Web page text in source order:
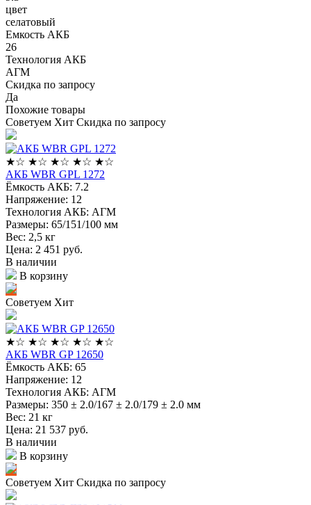
цвет
селатовый
Емкость АКБ
26
Технология АКБ
АГМ
Скидка по запросу
Да
Похожие товары
Советуем Хит Скидка по запросу
★☆ ★☆ ★☆ ★☆ ★☆
АКБ WBR GPL 1272
Ёмкость АКБ: 7.2
Напряжение: 12
Технология АКБ: АГМ
Размеры: 65/151/100 мм
Вес: 2,5 кг
Цена: 2 451 руб.
В наличии
В корзину
Советуем Хит
★☆ ★☆ ★☆ ★☆ ★☆
АКБ WBR GP 12650
Ёмкость АКБ: 65
Напряжение: 12
Технология АКБ: АГМ
Размеры: 350 ± 2.0/167 ± 2.0/179 ± 2.0 мм
Вес: 21 кг
Цена: 21 537 руб.
В наличии
В корзину
Советуем Хит Скидка по запросу